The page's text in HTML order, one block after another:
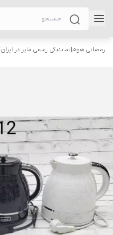
رمضانی هوم|نمایندگی رسمی مایر در ایران